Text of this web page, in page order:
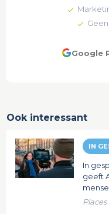
Google
Ook interessant
IN
In
geeft
Places